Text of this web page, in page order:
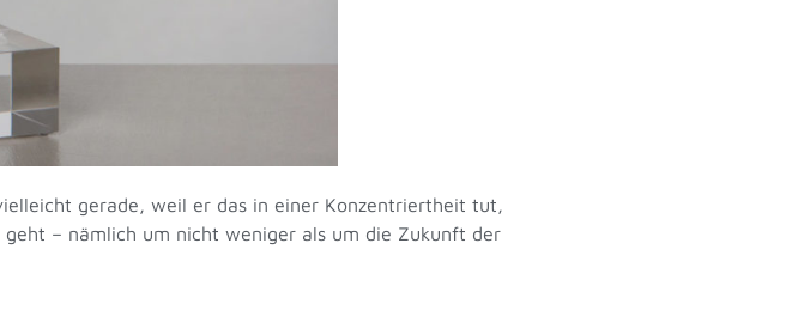
gerade, weil er das in einer Konzentriertheit tut,
geht – nämlich um nicht weniger als um die Zukunft der